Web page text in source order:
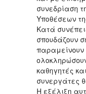
συνεδρίαση
Υποθέσεων
Κατά
σπουδάζουν
καθηγητές
συνεργάτες
Η εξέλιξη